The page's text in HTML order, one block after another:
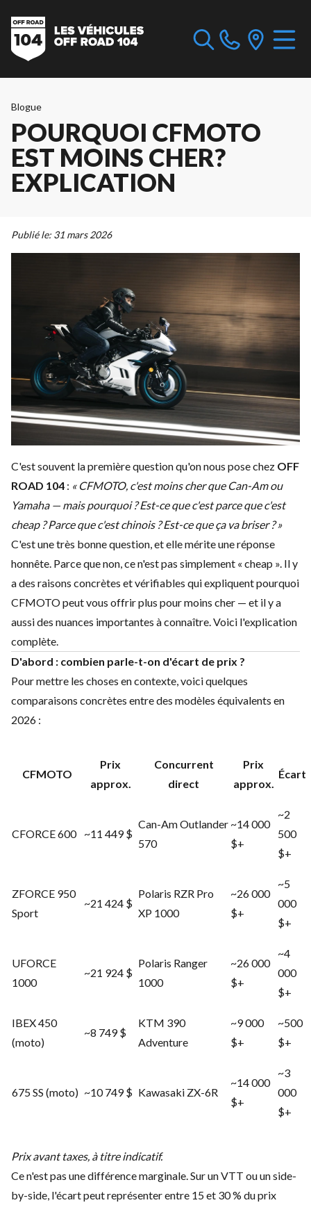
Blogue
POURQUOI CFMOTO
EST MOINS CHER?
EXPLICATION
Publié le: 31 mars 2026
C'est souvent la première question qu'on nous pose chez OFF
ROAD 104 : « CFMOTO, c'est moins cher que Can-Am ou
Yamaha — mais pourquoi ? Est-ce que c'est parce que c'est
cheap ? Parce que c'est chinois ? Est-ce que ça va briser ? »
C'est une très bonne question, et elle mérite une réponse
honnête. Parce que non, ce n'est pas simplement « cheap ». Il y
a des raisons concrètes et vérifiables qui expliquent pourquoi
CFMOTO peut vous offrir plus pour moins cher — et il y a
aussi des nuances importantes à connaître. Voici l'explication
complète.
D'abord : combien parle-t-on d'écart de prix ?
Pour mettre les choses en contexte, voici quelques
comparaisons concrètes entre des modèles équivalents en
2026 :
CFMOTO
Prix
approx.
Concurrent
direct
Prix
approx.
Écart
CFORCE 600 ~11 449 $
Can-Am Outlander
570
~14 000
$+
~2
500
$+
ZFORCE 950
Sport
~21 424 $
Polaris RZR Pro
XP 1000
~26 000
$+
~5
000
$+
UFORCE
1000
~21 924 $
Polaris Ranger
1000
~26 000
$+
~4
000
$+
IBEX 450
(moto)
~8 749 $
KTM 390
Adventure
~9 000
$+
~500
$+
675 SS (moto) ~10 749 $ Kawasaki ZX-6R
~14 000
$+
~3
000
$+
Prix avant taxes, à titre indicatif.
Ce n'est pas une différence marginale. Sur un VTT ou un side-
by-side, l'écart peut représenter entre 15 et 30 % du prix